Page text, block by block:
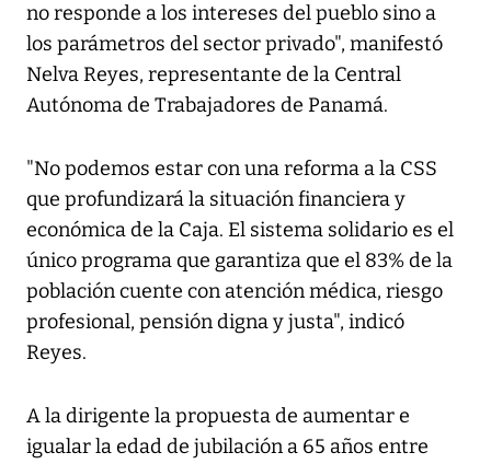
no responde a los intereses del pueblo sino a
los parámetros del sector privado", manifestó
Nelva Reyes, representante de la Central
Autónoma de Trabajadores de Panamá.
"No podemos estar con una reforma a la CSS
que profundizará la situación financiera y
económica de la Caja. El sistema solidario es el
único programa que garantiza que el 83% de la
población cuente con atención médica, riesgo
profesional, pensión digna y justa", indicó
Reyes.
A la dirigente la propuesta de aumentar e
igualar la edad de jubilación a 65 años entre